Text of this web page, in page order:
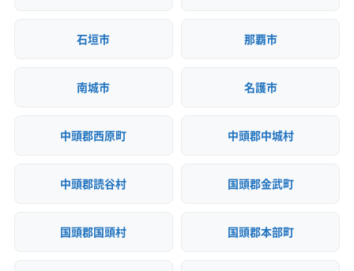
石垣市 那覇市
南城市 名護市
中頭郡西原町 中頭郡中城村
中頭郡読谷村 国頭郡金武町
国頭郡国頭村 国頭郡本部町